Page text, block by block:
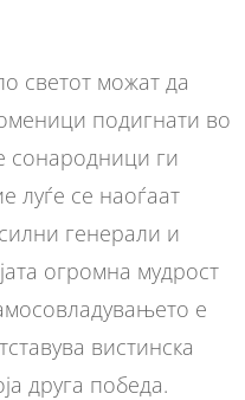
светот можат да
подигнати во
сонародници ги
луѓе се наоѓаат
генерали и
огромна мудрост
е
вистинска
друга победа.